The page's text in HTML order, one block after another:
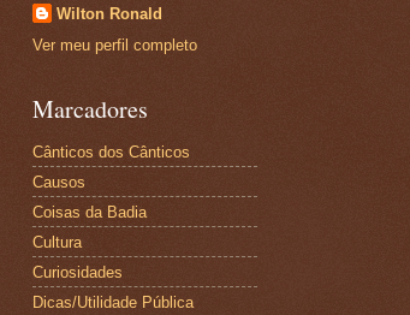
Wilton Ronald
Ver meu perfil completo
Marcadores
Cânticos dos Cânticos
Causos
Coisas da Badia
Cultura
Curiosidades
Dicas/Utilidade Pública